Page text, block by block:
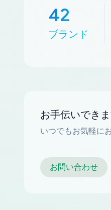
42
ブランド
お手伝いでき
いつでもお気軽に
お問い合わせ